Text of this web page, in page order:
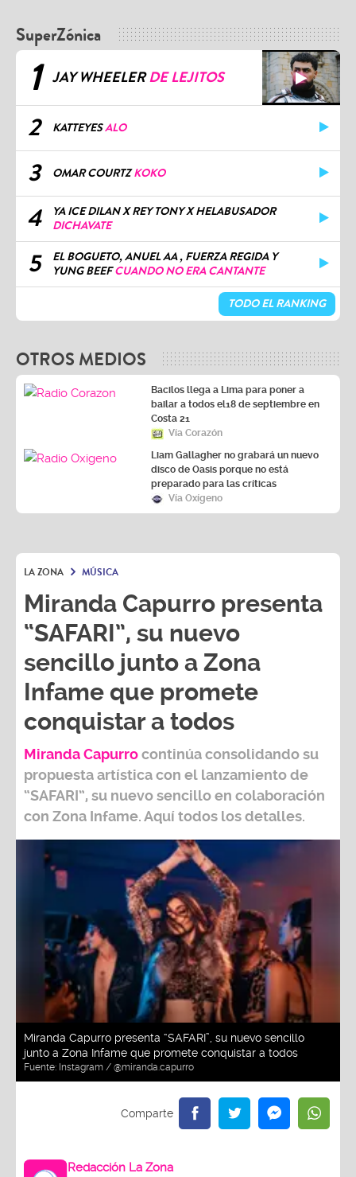
SuperZónica
1 JAY WHEELERDE LEJITOS
2 KATTEYESALO
3 OMAR COURTZKOKO
4
YA ICE DILAN X REY TONY X HELABUSADOR
DICHAVATE
5
EL BOGUETO, ANUEL AA , FUERZA REGIDA Y
YUNG BEEFCUANDO NO ERA CANTANTE
TODO EL RANKING
OTROS MEDIOS
Bacilos llega a Lima para poner a
bailar a todos el18 de septiembre en
Costa 21
Vía Corazón
Liam Gallagher no grabará un nuevo
disco de Oasis porque no está
preparado para las críticas
Vía Oxígeno
LA ZONA MÚSICA
Miranda Capurro presenta
“SAFARI”, su nuevo
sencillo junto a Zona
Infame que promete
conquistar a todos
Miranda Capurrocontinúa consolidando su
propuesta artística con el lanzamiento de
“SAFARI”, su nuevo sencillo en colaboración
con Zona Infame. Aquí todos los detalles.
Miranda Capurro presenta “SAFARI”, su nuevo sencillo
junto a Zona Infame que promete conquistar a todos
Fuente: Instagram / @miranda.capurro
Redacción La Zona